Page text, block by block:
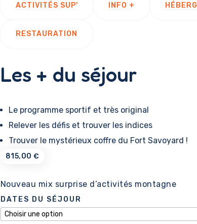
ACTIVITÉS SUP' INFO +
RESTAURATION
Les + du séjour
Le programme sportif et très original
Relever les défis et trouver les indices
Trouver le mystérieux coffre du Fort Savoyard !
815,00€
Nouveau mix surprise d’activités montagne
DATES DU SÉJOUR